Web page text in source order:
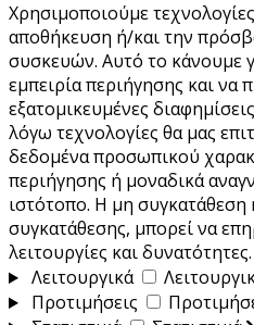
Χρησιμοποιούμε
αποθήκευση ή/και την
συσκευών. Αυτό το κάνουμε
εμπειρία περιήγησης και να
εξατομικευμένες
λόγω τεχνολογίες θα μας
δεδομένα προσωπικού
περιήγησης ή μοναδικά
ιστότοπο. Η μη συγκατάθεση
συγκατάθεσης, μπορεί να
λειτουργίες και δυνατότητες.
Λειτουργικά
Προτιμήσεις